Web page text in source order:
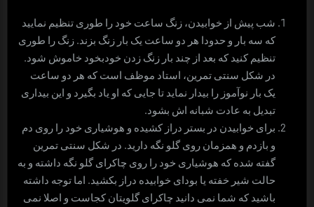
شب پیش از خوابیدن، زنگ ساعت خود را طوری تنظیم نمایید
که سه بار و حدودا هر دو ساعت یک بار زنگ بزند. زنگ را طوری
تنظیم کنید که بعد از چند بار زنگ زدن خودبخود خاموش شود.
در شکل سنتی تمرین، استاد موظف است که هر دو ساعت
یک بار نوآموز را بیدار نماید تا جایی که او یاد بگیرد و این بیداری
تبدیل به عادت شبانه اش بشود.
برای خوابیدن در بستر دراز کشیده و هوشیاری خود را روی دم
و بازدم و همزمان روی گلو نگه دارید. در شکل سنتی تمرین
گفته شده که هوشیاری خود را روی چاکرای گلو نگه داشته و به
حالت شیر خفته یا بودای خوابیده دراز بکشید. اما توجه داشته
باشید که شما نمی دانید چاکرای گلویتان کجاست و اصلا نمی